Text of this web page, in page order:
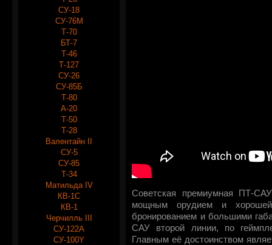
СУ-18
СУ-76М
Т-70
БТ-7
Т-46
Т-127
СУ-26
СУ-85Б
Т-80
А-20
Т-50
Т-28
Валентайн II
СУ-5
СУ-85
Т-34
Матильда IV
КВ-1С
КВ-1
Черчилль III
СУ-122А
СУ-100Y
Советская премиумная ПТ-
мощным орудием и
бронированием и большими
САУ второй линии, по
Главным её достоинством